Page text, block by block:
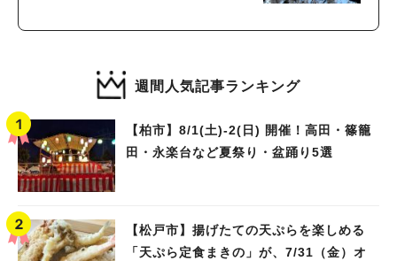
週間人気記事ランキング
【柏市】8/1(土)‐2(日) 開催！高田・篠籠
田・永楽台など夏祭り・盆踊り5選
【松戸市】揚げたての天ぷらを楽しめる
「天ぷら定食まきの」が、7/31（金）オ